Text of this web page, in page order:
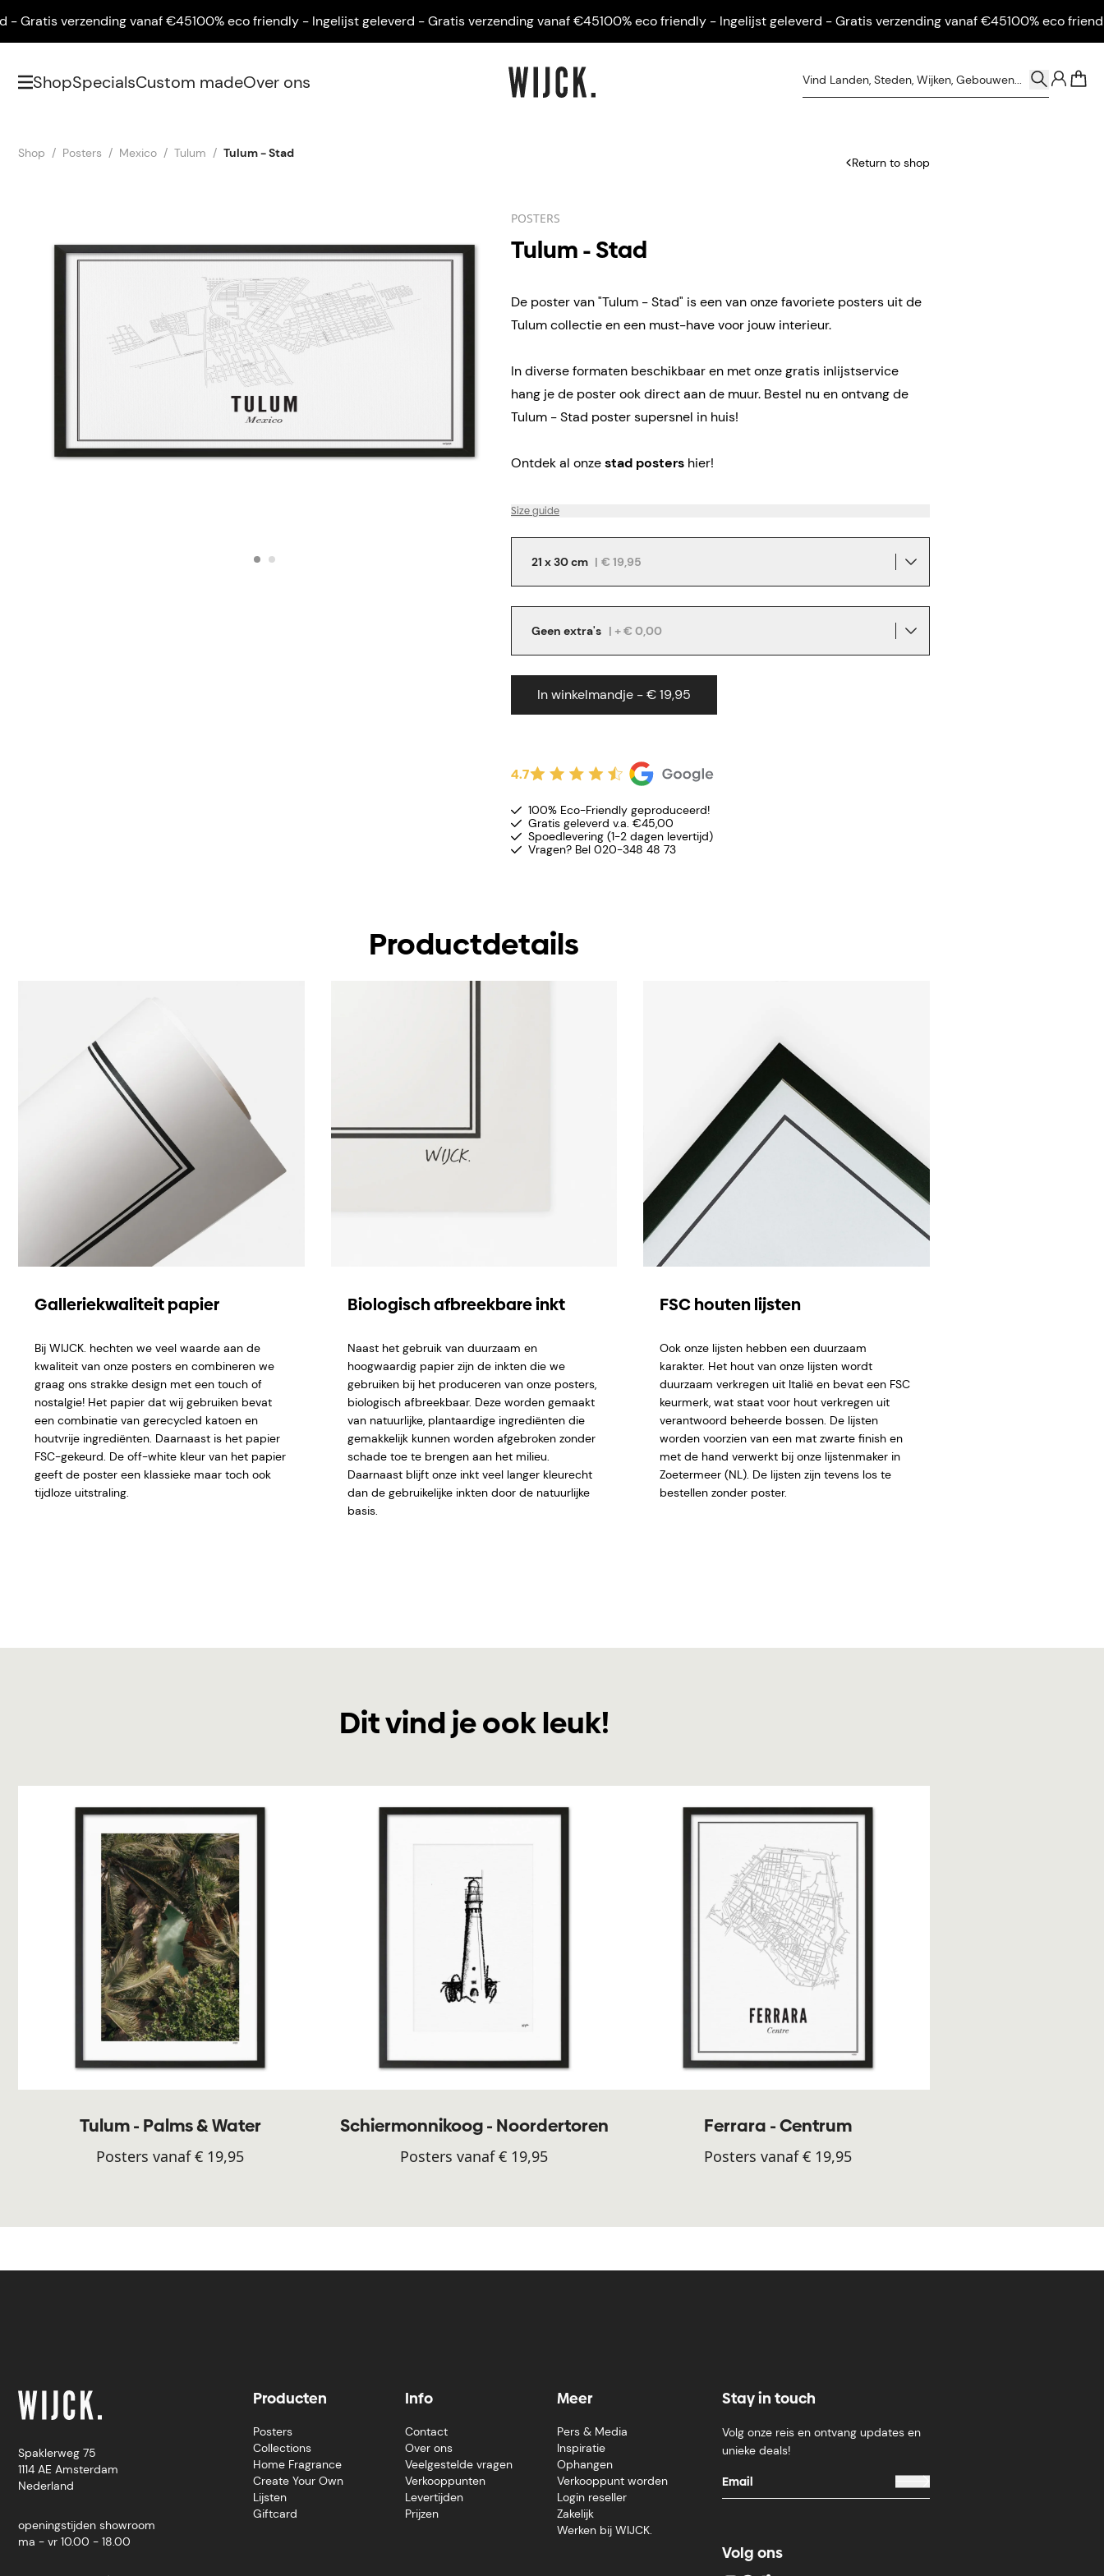
verzending vanaf €45100% eco friendly - Ingelijst geleverd - Gratis verzending vanaf €45100% eco friendly - Ingelijst geleverd - Gratis verzending vanaf €45100% eco friendly -
ShopSpecialsCustom madeOver ons
Shop Posters Mexico Tulum Tulum - Stad
Return to shop
POSTERS
Tulum - Stad
De poster van "Tulum - Stad" is een van onze favoriete posters uit de
Tulum collectie en een must-have voor jouw interieur.
In diverse formaten beschikbaar en met onze gratis inlijstservice
hang je de poster ook direct aan de muur. Bestel nu en ontvang de
Tulum - Stad poster supersnel in huis!
Ontdek al onzestad posters hier!
Size guide
21 x 30 cm | € 19,95
Geen extra's | + € 0,00
In winkelmandje - € 19,95
4.7
100% Eco-Friendly geproduceerd!
Gratis geleverd v.a. €45,00
Spoedlevering (1-2 dagen levertijd)
Vragen? Bel 020-348 48 73
Productdetails
Galleriekwaliteit papier
Bij WIJCK. hechten we veel waarde aan de
kwaliteit van onze posters en combineren we
graag ons strakke design met een touch of
nostalgie! Het papier dat wij gebruiken bevat
een combinatie van gerecycled katoen en
houtvrije ingrediënten. Daarnaast is het papier
FSC-gekeurd. De off-white kleur van het papier
geeft de poster een klassieke maar toch ook
tijdloze uitstraling.
Biologisch afbreekbare inkt
Naast het gebruik van duurzaam en
hoogwaardig papier zijn de inkten die we
gebruiken bij het produceren van onze posters,
biologisch afbreekbaar. Deze worden gemaakt
van natuurlijke, plantaardige ingrediënten die
gemakkelijk kunnen worden afgebroken zonder
schade toe te brengen aan het milieu.
Daarnaast blijft onze inkt veel langer kleurecht
dan de gebruikelijke inkten door de natuurlijke
basis.
FSC houten lijsten
Ook onze lijsten hebben een duurzaam
karakter. Het hout van onze lijsten wordt
duurzaam verkregen uit Italië en bevat een FSC
keurmerk, wat staat voor hout verkregen uit
verantwoord beheerde bossen. De lijsten
worden voorzien van een mat zwarte finish en
met de hand verwerkt bij onze lijstenmaker in
Zoetermeer (NL). De lijsten zijn tevens los te
bestellen zonder poster.
Dit vind je ook leuk!
Tulum - Palms & Water
Posters vanaf € 19,95
Schiermonnikoog - Noordertoren
Posters vanaf € 19,95
Ferrara - Centrum
Posters vanaf € 19,95
Spaklerweg 75
1114 AE Amsterdam
Nederland
openingstijden showroom
ma - vr 10.00 - 18.00
Producten
Posters
Collections
Home Fragrance
Create Your Own
Lijsten
Giftcard
Info
Contact
Over ons
Veelgestelde vragen
Verkooppunten
Levertijden
Prijzen
Meer
Pers & Media
Inspiratie
Ophangen
Verkooppunt worden
Login reseller
Zakelijk
Werken bij WIJCK.
Stay in touch
Volg onze reis en ontvang updates en
unieke deals!
Volg ons